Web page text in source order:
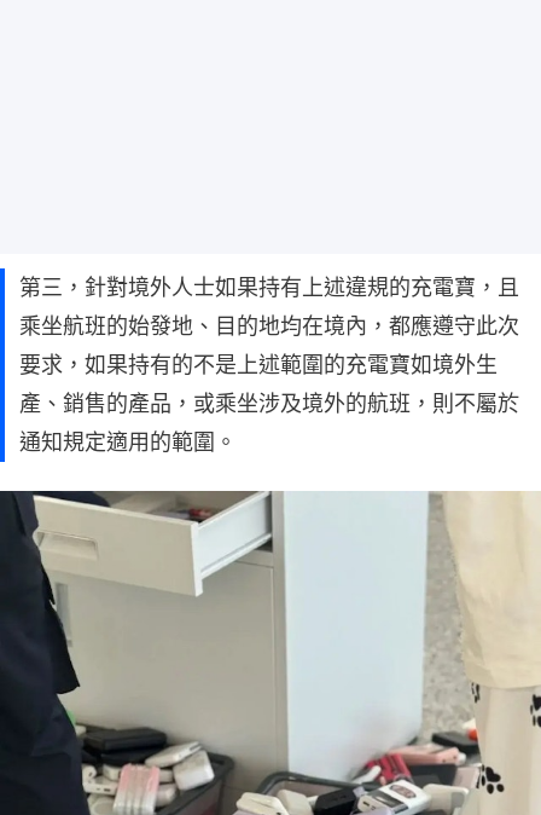
第三，針對境外人士如果持有上述違規的充電寶，且
乘坐航班的始發地、目的地均在境內，都應遵守此次
要求，如果持有的不是上述範圍的充電寶如境外生
產、銷售的產品，或乘坐涉及境外的航班，則不屬於
通知規定適用的範圍。